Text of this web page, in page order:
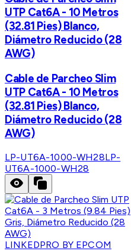
UTP Cat6A - 10 Metros
(32.81 Pies) Blanco,
Diámetro Reducido (28
AWG)
Cable de Parcheo Slim
UTP Cat6A - 10 Metros
(32.81 Pies) Blanco,
Diámetro Reducido (28
AWG)
LP-UT6A-1000-WH28LP-
UT6A-1000-WH28
LINKEDPRO BY EPCOM